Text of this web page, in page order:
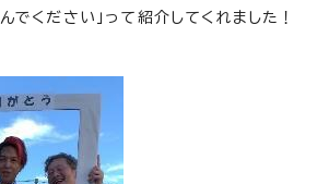
でください」って紹介してくれました！